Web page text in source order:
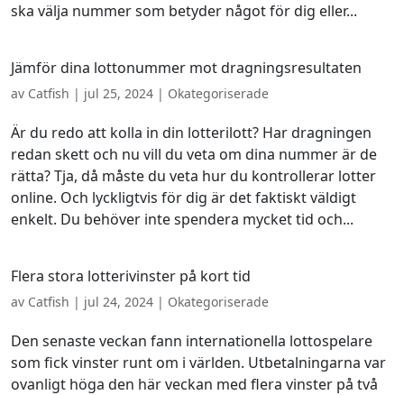
ska välja nummer som betyder något för dig eller...
Jämför dina lottonummer mot dragningsresultaten
av Catfish | jul 25, 2024 | Okategoriserade
Är du redo att kolla in din lotterilott? Har dragningen
redan skett och nu vill du veta om dina nummer är de
rätta? Tja, då måste du veta hur du kontrollerar lotter
online. Och lyckligtvis för dig är det faktiskt väldigt
enkelt. Du behöver inte spendera mycket tid och...
Flera stora lotterivinster på kort tid
av Catfish | jul 24, 2024 | Okategoriserade
Den senaste veckan fann internationella lottospelare
som fick vinster runt om i världen. Utbetalningarna var
ovanligt höga den här veckan med flera vinster på två